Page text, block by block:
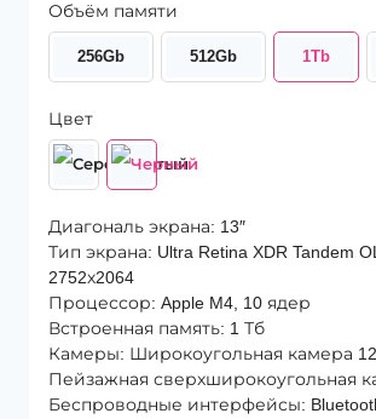
(2024)
Wi-
Cellular
1Tb
Space
Black
Объём памяти
256Gb 512Gb 1Tb
Цвет
Диагональ экрана: 13″
Тип экрана: Ultra Retina XDR Tandem
2752х2064
Процессор: Apple M4, 10 ядер
Встроенная память: 1 Тб
Камеры: Широкоугольная камера
Пейзажная сверхширокоугольная
Беспроводные интерфейсы: